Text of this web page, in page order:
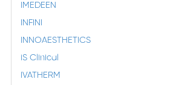
IMEDEEN
INFINI
INNOAESTHETICS
iS Clinical
IVATHERM